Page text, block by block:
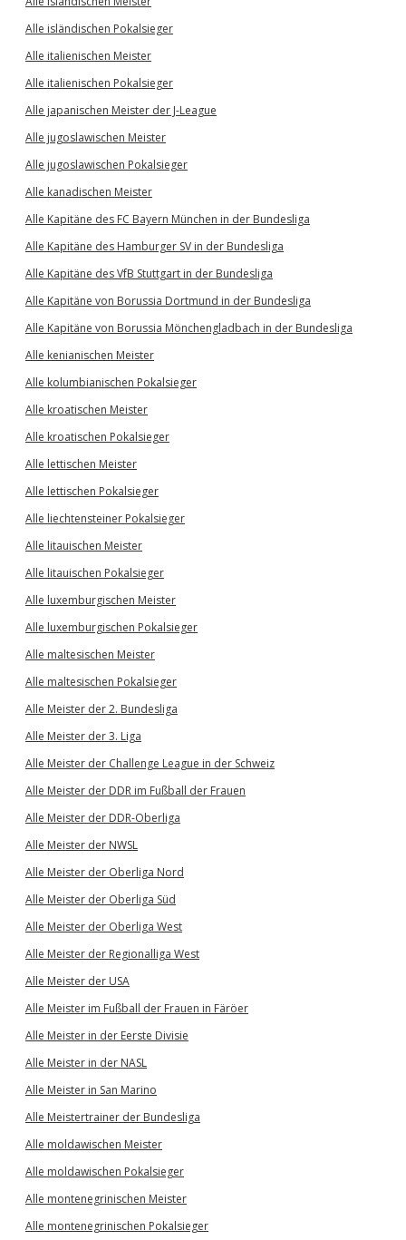
Alle isländischen Pokalsieger
Alle italienischen Meister
Alle italienischen Pokalsieger
Alle japanischen Meister der J-League
Alle jugoslawischen Meister
Alle jugoslawischen Pokalsieger
Alle kanadischen Meister
Alle Kapitäne des FC Bayern München in der Bundesliga
Alle Kapitäne des Hamburger SV in der Bundesliga
Alle Kapitäne des VfB Stuttgart in der Bundesliga
Alle Kapitäne von Borussia Dortmund in der Bundesliga
Alle Kapitäne von Borussia Mönchengladbach in der Bundesliga
Alle kenianischen Meister
Alle kolumbianischen Pokalsieger
Alle kroatischen Meister
Alle kroatischen Pokalsieger
Alle lettischen Meister
Alle lettischen Pokalsieger
Alle liechtensteiner Pokalsieger
Alle litauischen Meister
Alle litauischen Pokalsieger
Alle luxemburgischen Meister
Alle luxemburgischen Pokalsieger
Alle maltesischen Meister
Alle maltesischen Pokalsieger
Alle Meister der 2. Bundesliga
Alle Meister der 3. Liga
Alle Meister der Challenge League in der Schweiz
Alle Meister der DDR im Fußball der Frauen
Alle Meister der DDR-Oberliga
Alle Meister der NWSL
Alle Meister der Oberliga Nord
Alle Meister der Oberliga Süd
Alle Meister der Oberliga West
Alle Meister der Regionalliga West
Alle Meister der USA
Alle Meister im Fußball der Frauen in Färöer
Alle Meister in der Eerste Divisie
Alle Meister in der NASL
Alle Meister in San Marino
Alle Meistertrainer der Bundesliga
Alle moldawischen Meister
Alle moldawischen Pokalsieger
Alle montenegrinischen Meister
Alle montenegrinischen Pokalsieger